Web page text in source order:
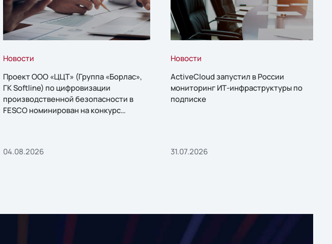
Новости
Проект ООО «ЦЦТ» (Группа «Борлас»,
ГК Softline) по цифровизации
производственной безопасности в
FESCO номинирован на конкурс
04.08.2026
Новости
ActiveCloud запустил в России
мониторинг ИТ-инфраструктуры по
подписке
31.07.2026